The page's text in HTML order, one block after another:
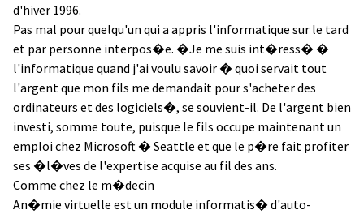
d'hiver 1996.
Pas mal pour quelqu'un qui a appris l'informatique sur le tard
et par personne interpos�e. �Je me suis int�ress� �
l'informatique quand j'ai voulu savoir � quoi servait tout
l'argent que mon fils me demandait pour s'acheter des
ordinateurs et des logiciels�, se souvient-il. De l'argent bien
investi, somme toute, puisque le fils occupe maintenant un
emploi chez Microsoft � Seattle et que le p�re fait profiter
ses �l�ves de l'expertise acquise au fil des ans.
Comme chez le m�decin
An�mie virtuelle est un module informatis� d'auto-